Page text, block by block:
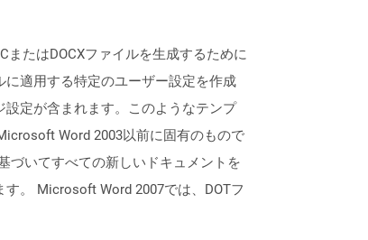
たはDOCXファイルを生成するために
適用する特定のユーザー設定を作成
定が含まれます。このようなテンプ
Word 2003以前に固有のもので
づいてすべての新しいドキュメントを
。 Microsoft Word 2007では、DOTフ